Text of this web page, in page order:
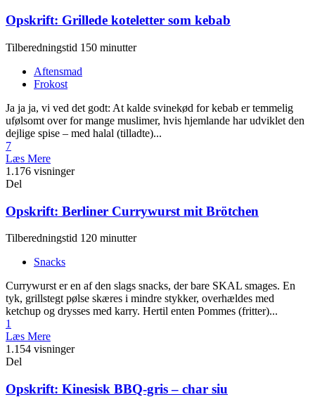
Opskrift: Grillede koteletter som kebab
Tilberedningstid 150 minutter
Aftensmad
Frokost
Ja ja ja, vi ved det godt: At kalde svinekød for kebab er temmelig
ufølsomt over for mange muslimer, hvis hjemlande har udviklet den
dejlige spise – med halal (tilladte)...
7
Læs Mere
1.176 visninger
Del
Opskrift: Berliner Currywurst mit Brötchen
Tilberedningstid 120 minutter
Snacks
Currywurst er en af den slags snacks, der bare SKAL smages. En
tyk, grillstegt pølse skæres i mindre stykker, overhældes med
ketchup og drysses med karry. Hertil enten Pommes (fritter)...
1
Læs Mere
1.154 visninger
Del
Opskrift: Kinesisk BBQ-gris – char siu